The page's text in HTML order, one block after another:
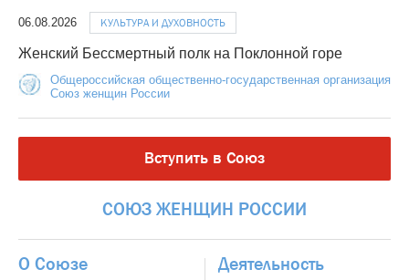
06.08.2026 КУЛЬТУРА И ДУХОВНОСТЬ
Женский Бессмертный полк на Поклонной горе
Общероссийская общественно-государственная организация
Союз женщин России
Вступить в Союз
СОЮЗ ЖЕНЩИН РОССИИ
О Союзе Деятельность